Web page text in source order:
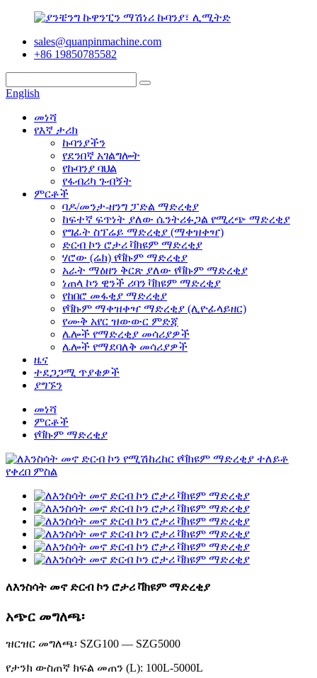
sales@quanpinmachine.com
+86 19850785582
English
መነሻ
የእኛ ታሪክ
ኩባንያችን
የደንበኛ አገልግሎት
የኩባንያ ባህል
የፋብሪካ ጉብኝት
ምርቶች
ባዶ/መንታ-ዘንግ ፓድል ማድረቂያ
ከፍተኛ ፍጥነት ያለው ሴንትሪፉጋል የሚረጭ ማድረቂያ
የግፊት ስፕሬይ ማድረቂያ (ማቀዝቀዣ)
ድርብ ኮን ሮታሪ ቫክዩም ማድረቂያ
ሃሮው (ሬክ) የቫኩም ማድረቂያ
አራት ማዕዘን ቅርጽ ያለው የቫኩም ማድረቂያ
ነጠላ ኮን ዊንች ሪባን ቫክዩም ማድረቂያ
የከበሮ መፋቂያ ማድረቂያ
የቫኩም ማቀዝቀዣ ማድረቂያ (ሊዮፊላይዘር)
የሙቅ አየር ዝውውር ምድጃ
ሌሎች የማድረቂያ መሳሪያዎች
ሌሎች የማደባለቅ መሳሪያዎች
ዜና
ተደጋጋሚ ጥያቄዎች
ያግኙን
መነሻ
ምርቶች
የቫኩም ማድረቂያ
ለእንስሳት መኖ ድርብ ኮን ሮታሪ ቫክዩም ማድረቂያ
አጭር መግለጫ፡
ዝርዝር መግለጫ፡ SZG100 — SZG5000
የታንክ ውስጠኛ ክፍል መጠን (L): 100L-5000L